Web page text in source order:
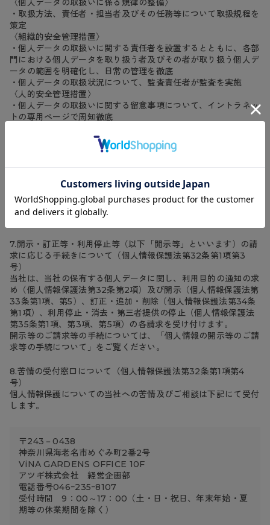
〈個人データの取扱いに係る規律の整備〉
・取扱方法、責任者・担当者及びその任務等について取扱規程を
策定
〈組織的安全管理措置〉
・個人データの取扱いに関する責任者を設置するとともに、各部
門における個人データを取り扱う者及びその者が取り扱う個人デ
ータの範囲を明確化し、日常の管理を徹底
・個人データの取扱状況について、監査責任者が監査を実施
〈人的安全管理措置〉
・個人データの取扱いに関する留意事項について、イントラネッ
トの専用ページで周知徹底
・保管場所の施錠管理により、個人データを取り扱う権限を有し
ない者による個人データの閲覧、書類等の盗難又は紛失等を防止
・アクセス制御を実施して、担当者及び取り扱う個人情報データ
ベース等の範囲を限定
・個人データを取り扱う情報システムを外部からの不正アクセス
又は不正ソフトウェアから保護する仕組みを導入
7.開示・訂正等・利用停止等（以下「開示等」といいます）の請
求に応じる手続きについて（個人情報保護法第32条第1項第3
号）
当社は、当社の保有する個人データに関し、利用目的の通知の求
め（個人情報保護法第32条第2項）及び開示（個人情報保護法第
33条第1項、第5）、訂正・追加・削除（個人情報保護法第34条
第1項）、利用停止・消去・第三者提供の停止（個人情報保護法
第35条第1項、第3項、第5項）の各請求を受け付けます。
開示等のご請求等の手続については、「個人情報の開示等のご請
求等の手続について」をご覧ください。
8.苦情の受付窓口について（個人情報保護法第32条第1項第4
号）
個人情報保護についての当社への苦情及びご相談は下記にて受付
します。
〒243－0438
神奈川県海老名市めぐみ町2番2号
ViNA GARDENS OFFICE 10F
アツギ株式会社 経営企画部
電話番号046ｰ235ｰ8107
受付時間 9：00～17：00（土・日・祝日、年末年始・夏
期等の休業期間を除く）